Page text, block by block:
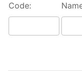
Code: